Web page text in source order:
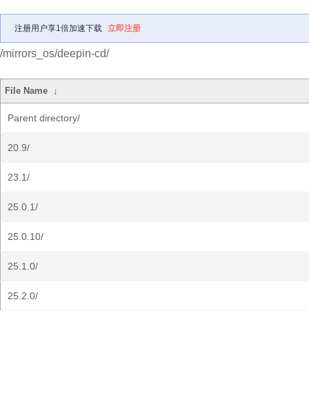
注册用户享1倍加速下载 立即注册
/mirrors_os/deepin-cd/
File Name ↓
Parent directory/
20.9/
23.1/
25.0.1/
25.0.10/
25.1.0/
25.2.0/